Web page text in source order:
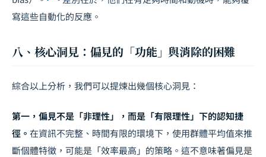
寫這些自動化的反應。
八、核心洞見：偏見的「功能」與消除的困難
綜合以上分析，我們可以提煉出幾個核心洞見：
第一，偏見不是「非理性」，而是「有限理性」下的認知捷
徑。 在資訊不完整、時間有限的環境下，使用群體平均值來推
斷個體特徵，可能是「效率最高」的策略。這不意味著偏見是